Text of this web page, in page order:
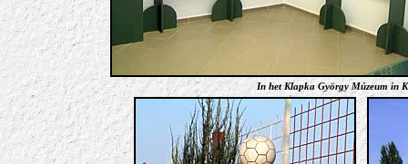
In het Klapka György Múzeum in